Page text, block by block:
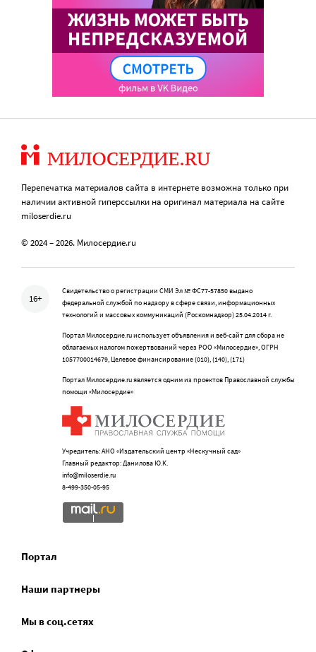
Перепечатка материалов сайта в интернете возможна только при
наличии активной гиперссылки на оригинал материала на сайте
miloserdie.ru
© 2024 – 2026. Милосердие.ru
16+
Свидетельство о регистрации СМИ Эл № ФС77-57850 выдано
федеральной службой по надзору в сфере связи, информационных
технологий и массовых коммуникаций (Роскомнадзор) 25.04.2014 г.
Портал Милосердие.ru использует объявления и веб-сайт для сбора не
облагаемых налогом пожертвований через РОО «Милосердие», ОГРН
1057700014679, Целевое финансирование (010), (140), (171)
Портал Милосердие.ru является одним из проектов Православной службы
помощи «Милосердие»
Учредитель: АНО «Издательский центр «Нескучный сад»
Главный редактор: Данилова Ю.К.
info@miloserdie.ru
8-499-350-05-95
Портал
Наши партнеры
Мы в соц.сетях